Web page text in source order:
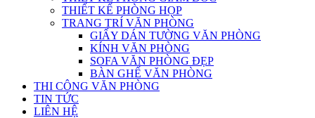
THIẾT KẾ PHÒNG HỌP
TRANG TRÍ VĂN PHÒNG
GIẤY DÁN TƯỜNG VĂN PHÒNG
KÍNH VĂN PHÒNG
SOFA VĂN PHÒNG ĐẸP
BÀN GHẾ VĂN PHÒNG
THI CÔNG VĂN PHÒNG
TIN TỨC
LIÊN HỆ